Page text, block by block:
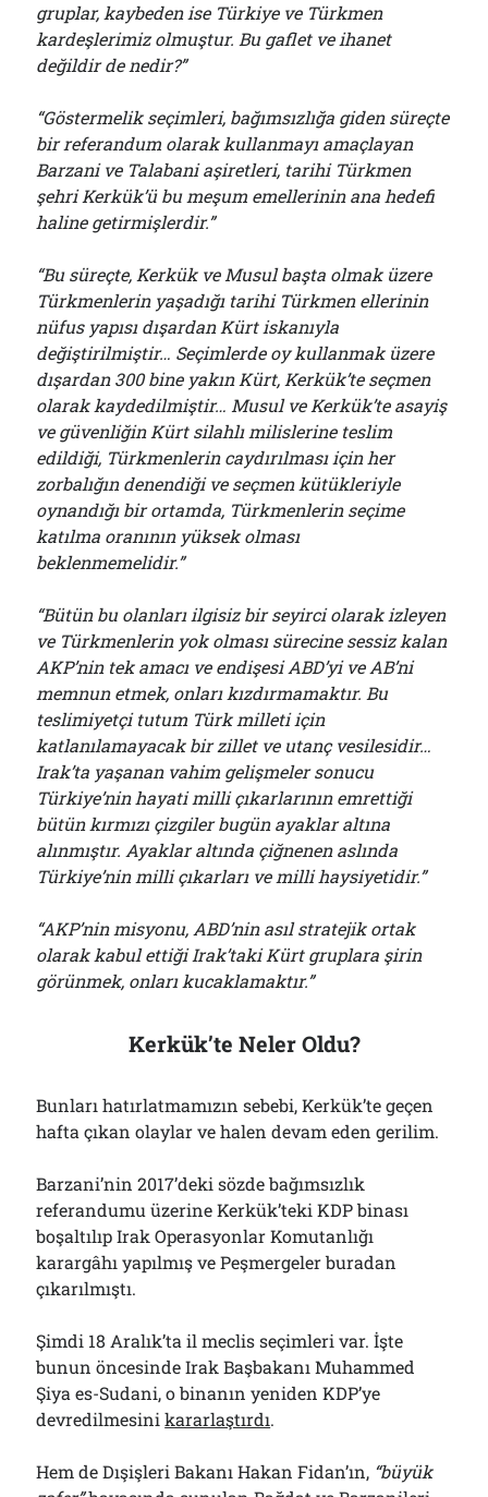
gruplar, kaybeden ise Türkiye ve Türkmen
kardeşlerimiz olmuştur. Bu gaflet ve ihanet
değildir de nedir?”
“Göstermelik seçimleri, bağımsızlığa giden süreçte
bir referandum olarak kullanmayı amaçlayan
Barzani ve Talabani aşiretleri, tarihi Türkmen
şehri Kerkük’ü bu meşum emellerinin ana hedefi
haline getirmişlerdir.”
“Bu süreçte, Kerkük ve Musul başta olmak üzere
Türkmenlerin yaşadığı tarihi Türkmen ellerinin
nüfus yapısı dışardan Kürt iskanıyla
değiştirilmiştir… Seçimlerde oy kullanmak üzere
dışardan 300 bine yakın Kürt, Kerkük’te seçmen
olarak kaydedilmiştir… Musul ve Kerkük’te asayiş
ve güvenliğin Kürt silahlı milislerine teslim
edildiği, Türkmenlerin caydırılması için her
zorbalığın denendiği ve seçmen kütükleriyle
oynandığı bir ortamda, Türkmenlerin seçime
katılma oranının yüksek olması
beklenmemelidir.”
“Bütün bu olanları ilgisiz bir seyirci olarak izleyen
ve Türkmenlerin yok olması sürecine sessiz kalan
AKP’nin tek amacı ve endişesi ABD’yi ve AB’ni
memnun etmek, onları kızdırmamaktır. Bu
teslimiyetçi tutum Türk milleti için
katlanılamayacak bir zillet ve utanç vesilesidir…
Irak’ta yaşanan vahim gelişmeler sonucu
Türkiye’nin hayati milli çıkarlarının emrettiği
bütün kırmızı çizgiler bugün ayaklar altına
alınmıştır. Ayaklar altında çiğnenen aslında
Türkiye’nin milli çıkarları ve milli haysiyetidir.”
“AKP’nin misyonu, ABD’nin asıl stratejik ortak
olarak kabul ettiği Irak’taki Kürt gruplara şirin
görünmek, onları kucaklamaktır.”
Kerkük’te Neler Oldu?
Bunları hatırlatmamızın sebebi, Kerkük’te geçen
hafta çıkan olaylar ve halen devam eden gerilim.
Barzani’nin 2017’deki sözde bağımsızlık
referandumu üzerine Kerkük’teki KDP binası
boşaltılıp Irak Operasyonlar Komutanlığı
karargâhı yapılmış ve Peşmergeler buradan
çıkarılmıştı.
Şimdi 18 Aralık’ta il meclis seçimleri var. İşte
bunun öncesinde Irak Başbakanı Muhammed
Şiya es-Sudani, o binanın yeniden KDP’ye
devredilmesinikararlaştırdı.
Hem de Dışişleri Bakanı Hakan Fidan’ın, “büyük